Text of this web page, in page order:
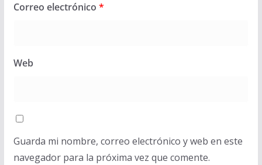
Correo electrónico *
Web
Guarda mi nombre, correo electrónico y web en este
navegador para la próxima vez que comente.